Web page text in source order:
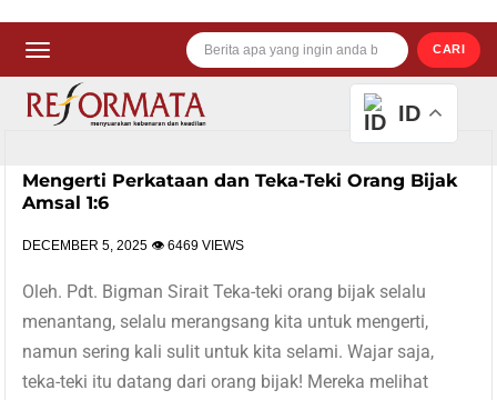
CARI
Mengerti Perkataan dan Teka-Teki Orang Bijak
Amsal 1:6
DECEMBER 5, 2025 👁 6469 VIEWS
Oleh. Pdt. Bigman Sirait Teka-teki orang bijak selalu
menantang, selalu merangsang kita untuk mengerti,
namun sering kali sulit untuk kita selami. Wajar saja,
teka-teki itu datang dari orang bijak! Mereka melihat
ID